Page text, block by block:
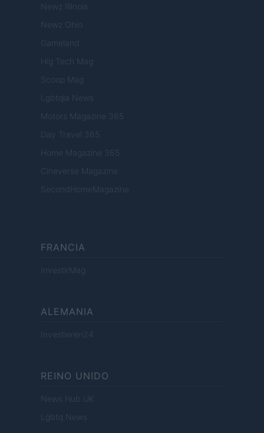
Newz Illinois
Newz Ohio
Gameland
Hig Tech Mag
Scoop Mag
Lgbtqia News
Motors Magazine 365
Day Travel 365
Home Magazine 365
Cineverse Magazine
SecondHomeMagazine
FRANCIA
InvestirMag
ALEMANIA
Investieren24
REINO UNIDO
News Hub UK
Lgbtq News